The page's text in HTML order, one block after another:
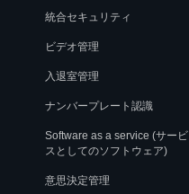
統合セキュリティ
ビデオ管理
入退室管理
ナンバープレート認識
Software as a service (サービ
スとしてのソフトウェア)
意思決定管理